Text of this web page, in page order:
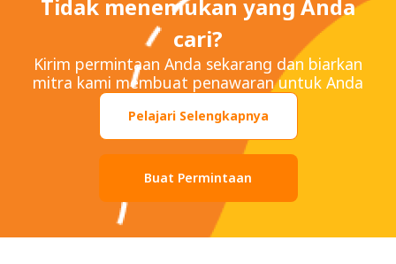
Tidak menemukan yang Anda
cari?
Kirim permintaan Anda sekarang dan biarkan
mitra kami membuat penawaran untuk Anda
Pelajari Selengkapnya
Buat Permintaan